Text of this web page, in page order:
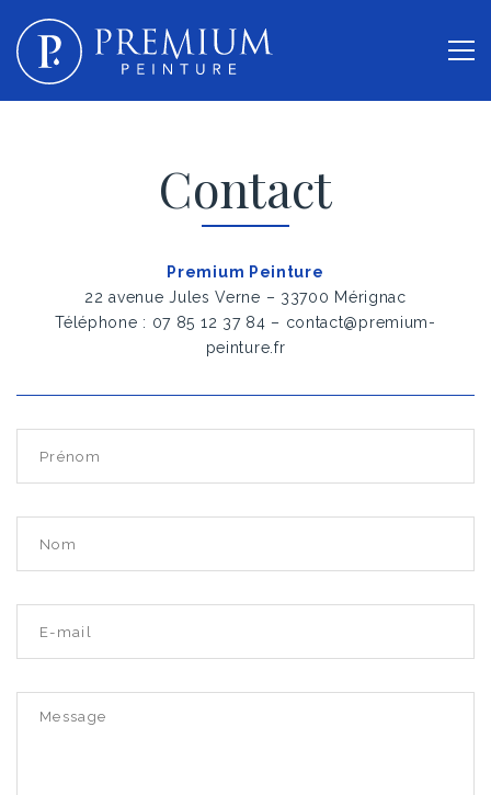
Contact
Premium Peinture
22 avenue Jules Verne – 33700 Mérignac
Téléphone : 07 85 12 37 84 – contact@premium-
peinture.fr